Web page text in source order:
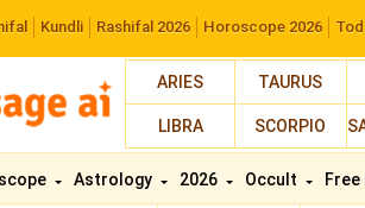
Kundli Rashifal 2026 Horoscope 2026
ARIES TAURUS
LIBRA SCORPIO
Astrology 2026 Occult